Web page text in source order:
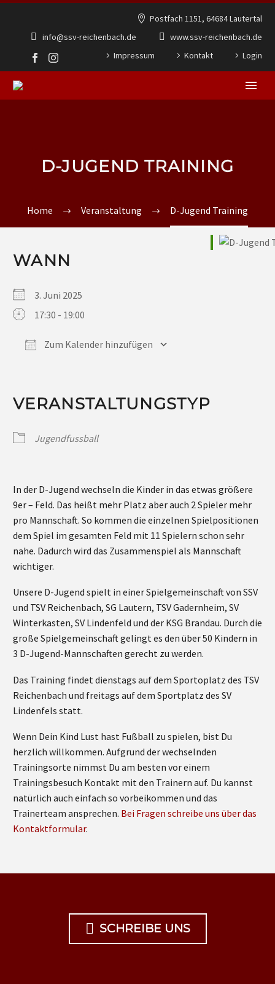
Postfach 1151, 64684 Lautertal
info@ssv-reichenbach.de
www.ssv-reichenbach.de
Impressum
Kontakt Login
D-JUGEND TRAINING
Home Veranstaltung D-Jugend Training
WANN
3. Juni 2025
17:30 - 19:00
Zum Kalender hinzufügen
VERANSTALTUNGSTYP
Jugendfussball
In der D-Jugend wechseln die Kinder in das etwas größere
9er – Feld. Das heißt mehr Platz aber auch 2 Spieler mehr
pro Mannschaft. So kommen die einzelnen Spielpositionen
dem Spiel im gesamten Feld mit 11 Spielern schon sehr
nahe. Dadurch wird das Zusammenspiel als Mannschaft
wichtiger.
Unsere D-Jugend spielt in einer Spielgemeinschaft von SSV
und TSV Reichenbach, SG Lautern, TSV Gadernheim, SV
Winterkasten, SV Lindenfeld und der KSG Brandau. Durch die
große Spielgemeinschaft gelingt es den über 50 Kindern in
3 D-Jugend-Mannschaften gerecht zu werden.
Das Training findet dienstags auf dem Sportoplatz des TSV
Reichenbach und freitags auf dem Sportplatz des SV
Lindenfels statt.
Wenn Dein Kind Lust hast Fußball zu spielen, bist Du
herzlich willkommen. Aufgrund der wechselnden
Trainingsorte nimmst Du am besten vor einem
Trainingsbesuch Kontakt mit den Trainern auf. Du kannst
natürlich auch einfach so vorbeikommen und das
Trainerteam ansprechen. Bei Fragen schreibe uns über das
Kontaktformular.
 SCHREIBE UNS